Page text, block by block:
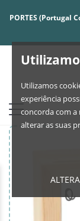
Utilizamos
experiência
concorda com a
alterar as suas
PORTES (Portugal